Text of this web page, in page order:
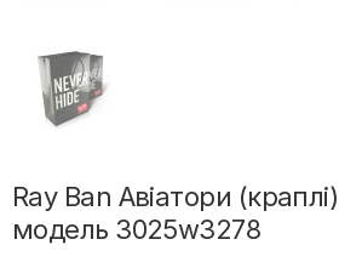
Ray Ban Авіатори
модель 3025w3278